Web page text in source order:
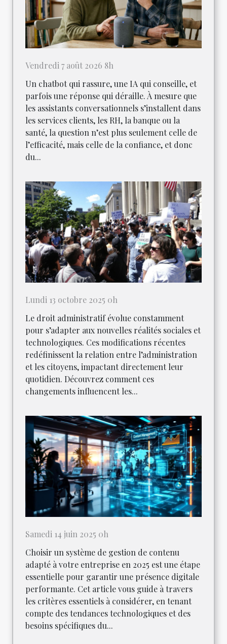
Vendredi 7 août 2026 8h
Un chatbot qui rassure, une IA qui conseille, et
parfois une réponse qui déraille. À mesure que
les assistants conversationnels s’installent dans
les services clients, les RH, la banque ou la
santé, la question n’est plus seulement celle de
l’efficacité, mais celle de la confiance, et donc
du...
Lundi 13 octobre 2025 0h
Le droit administratif évolue constamment
pour s’adapter aux nouvelles réalités sociales et
technologiques. Ces modifications récentes
redéfinissent la relation entre l’administration
et les citoyens, impactant directement leur
quotidien. Découvrez comment ces
changements influencent les...
Samedi 14 juin 2025 0h
Choisir un système de gestion de contenu
adapté à votre entreprise en 2025 est une étape
essentielle pour garantir une présence digitale
performante. Cet article vous guide à travers
les critères essentiels à considérer, en tenant
compte des tendances technologiques et des
besoins spécifiques du...